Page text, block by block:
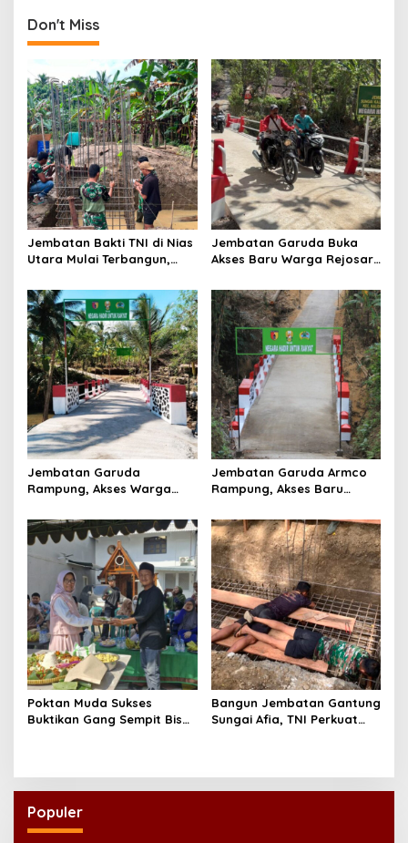
n
a
v
i
g
a
t
i
o
n
Don't Miss
Jembatan Bakti TNI di Nias
Utara Mulai Terbangun,
Pulih
Jembatan Garuda Buka
Akses Baru Warga Rejosari,
Hasil Panen Kian Lancar
Jembatan Garuda
Rampung, Akses Warga
Pertanian Kian Lancar
Jembatan Garuda Armco
Rampung, Akses Baru
Dongkrak Mobilitas dan
Ekonomi Warga
Poktan Muda Sukses
Buktikan Gang Sempit Bisa
Bangun Jembatan Gantung
Sungai Afia, TNI Perkuat
Populer